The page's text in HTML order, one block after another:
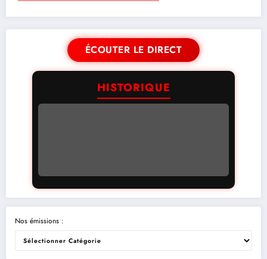
ÉCOUTER LE DIRECT
HISTORIQUE
Nos émissions :